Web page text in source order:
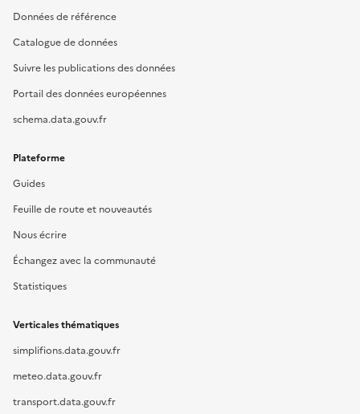
Données de référence
Catalogue de données
Suivre les publications des données
Portail des données européennes
schema.data.gouv.fr
Plateforme
Guides
Feuille de route et nouveautés
Nous écrire
Échangez avec la communauté
Statistiques
Verticales thématiques
simplifions.data.gouv.fr
meteo.data.gouv.fr
transport.data.gouv.fr